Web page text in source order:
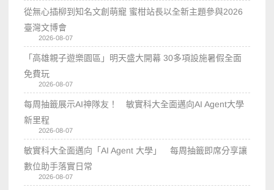
從無心插柳到知名文創萌寵 蜜柑站長以全新主題參與2026
臺灣文博會
2026-08-07
「高雄親子遊樂園區」明天盛大開幕 30多項設施暑假全面
免費玩
2026-08-07
每周抽籤展示AI神隊友！ 敏實科大全面邁向AI Agent大學
新里程
2026-08-07
敏實科大全面邁向「AI Agent 大學」 每周抽籤即席分享讓
數位助手落實日常
2026-08-07